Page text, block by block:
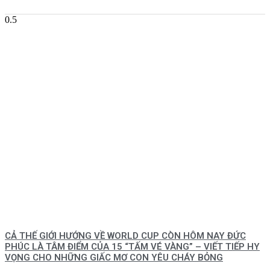
CẢ THẾ GIỚI HƯỚNG VỀ WORLD CUP CÒN HÔM NAY ĐỨC
PHÚC LÀ TÂM ĐIỂM CỦA 15 “TẤM VÉ VÀNG” – VIẾT TIẾP HY
VỌNG CHO NHỮNG GIẤC MƠ CON YÊU CHÁY BỎNG